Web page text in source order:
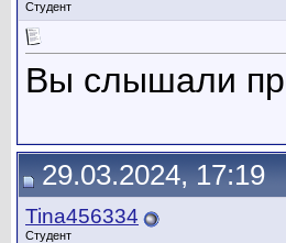
Студент
Вы слышали
29.03.2024, 17:19
Tina456334
Студент